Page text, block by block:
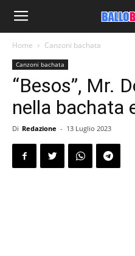
Home Canzoni bachata
Canzoni bachata
“Besos”, Mr.
nella bachata
Di Redazione - 13 Luglio 2023